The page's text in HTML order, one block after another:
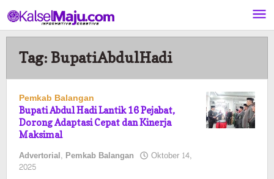
ke
konten
Tag: BupatiAbdulHadi
Pemkab Balangan
Bupati Abdul Hadi Lantik 16 Pejabat,
Dorong Adaptasi Cepat dan Kinerja
Maksimal
Advertorial, Pemkab Balangan Oktober 14,
2025